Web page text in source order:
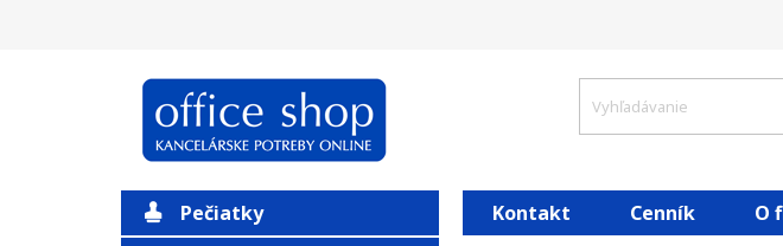
Pečiatky
Kontakt Cenník O